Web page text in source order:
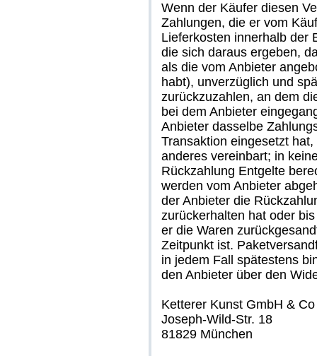
Wenn der Käufer diesen
Zahlungen, die er vom
Lieferkosten innerhalb der
die sich daraus ergeben,
als die vom Anbieter
habt), unverzüglich und
zurückzuzahlen, an dem
bei dem Anbieter
Anbieter dasselbe
Transaktion eingesetzt
anderes vereinbart; in
Rückzahlung Entgelte
werden vom Anbieter
der Anbieter die
zurückerhalten hat oder
er die Waren
Zeitpunkt ist.
in jedem Fall spätestens
den Anbieter über den
Ketterer Kunst GmbH &
Joseph-Wild-Str. 18
81829 München